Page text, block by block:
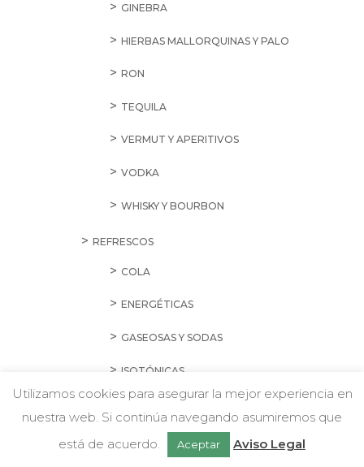
GINEBRA
HIERBAS MALLORQUINAS Y PALO
RON
TEQUILA
VERMUT Y APERITIVOS
VODKA
WHISKY Y BOURBON
REFRESCOS
COLA
ENERGÉTICAS
GASEOSAS Y SODAS
ISOTÓNICAS
LIMA O LIMÓN
w Chatea con nosotros
Utilizamos cookies para asegurar la mejor experiencia en
nuestra web. Si continúa navegando asumiremos que
está de acuerdo.
Aceptar Aviso Legal